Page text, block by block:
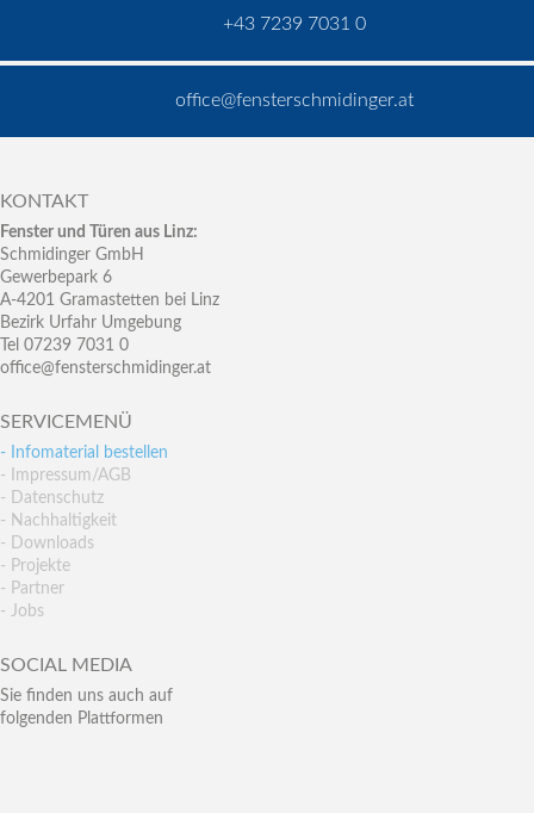
+43 7239 7031 0
office@fensterschmidinger.at
KONTAKT
Fenster und Türen aus Linz:
Schmidinger GmbH
Gewerbepark 6
A-4201 Gramastetten bei Linz
Bezirk Urfahr Umgebung
Tel 07239 7031 0
office@fensterschmidinger.at
SERVICEMENÜ
- Infomaterial bestellen
- Impressum/AGB
- Datenschutz
- Nachhaltigkeit
- Downloads
- Projekte
- Partner
- Jobs
SOCIAL MEDIA
Sie finden uns auch auf
folgenden Plattformen